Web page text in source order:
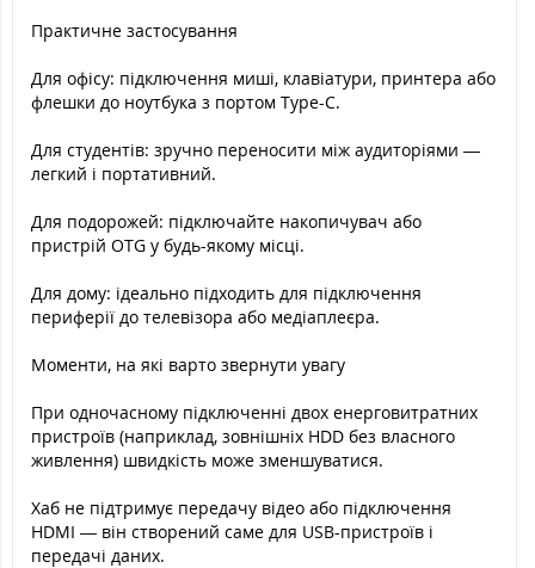
Практичне застосування
Для офісу: підключення миші, клавіатури, принтера або
флешки до ноутбука з портом Type-C.
Для студентів: зручно переносити між аудиторіями —
легкий і портативний.
Для подорожей: підключайте накопичувач або
пристрій OTG у будь-якому місці.
Для дому: ідеально підходить для підключення
периферії до телевізора або медіаплеєра.
Моменти, на які варто звернути увагу
При одночасному підключенні двох енерговитратних
пристроїв (наприклад, зовнішніх HDD без власного
живлення) швидкість може зменшуватися.
Хаб не підтримує передачу відео або підключення
HDMI — він створений саме для USB-пристроїв і
передачі даних.